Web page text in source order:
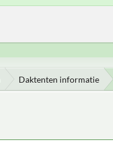
Daktenten informatie